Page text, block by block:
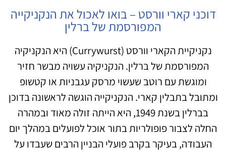
דוכני קארי וורסט – בואו לאכול את הנקניקייה
המפורסמת של ברלין
נקניקיית הקארי וורסט (Currywurst) היא הנקניקיה
המפורסמת של ברלין. הנקניקיה עשויה מבשר חזיר
ומוגשת עם רוטב שעשוי מרסק עגבניות או קטשופ
ומתובל בתבלין קארי. הנקניקייה הוגשה לראשונה בדוכן
בברלין בשנת 1949, היא הייתה זולה מאוד ובמהרה
החלה לצבור פופולריות בתור אוכל לפועלים במהלך יום
העבודה, בעיקר בקרב פועלי הבניין הרבים שעבדו על